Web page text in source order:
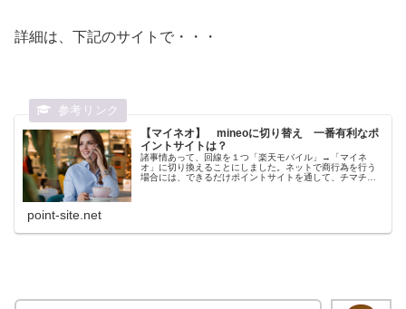
詳細は、下記のサイトで・・・
【マイネオ】 mineoに切り替え 一番有利なポ
イントサイトは？
諸事情あって、回線を１つ「楽天モバイル」→「マイネ
オ」に切り換えることにしました。ネットで商行為を行う
場合には、できるだけポイントサイトを通して、チマチマ
point-site.net